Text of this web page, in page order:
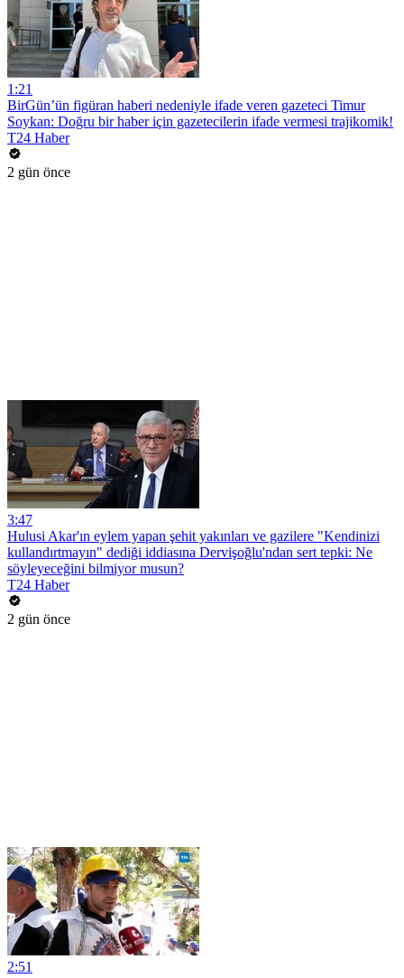
1:21
BirGün’ün figüran haberi nedeniyle ifade veren gazeteci Timur
Soykan: Doğru bir haber için gazetecilerin ifade vermesi trajikomik!
T24 Haber
2 gün önce
3:47
Hulusi Akar'ın eylem yapan şehit yakınları ve gazilere "Kendinizi
kullandırtmayın" dediği iddiasına Dervişoğlu'ndan sert tepki: Ne
söyleyeceğini bilmiyor musun?
T24 Haber
2 gün önce
2:51